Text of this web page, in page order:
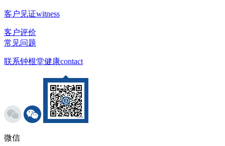
客户见证witness
客户评价
常见问题
联系钟根堂健康contact
微信